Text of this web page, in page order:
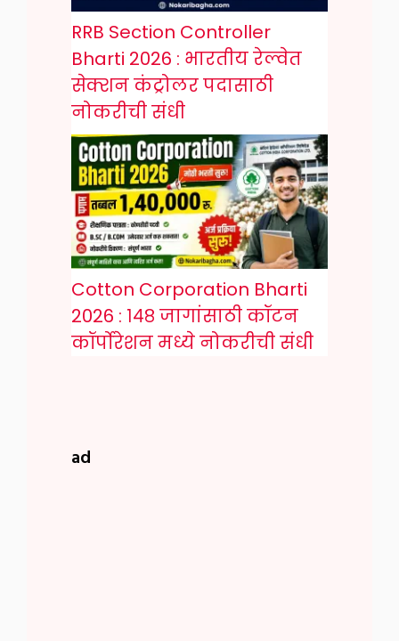
RRB Section Controller
Bharti 2026 : भारतीय रेल्वेत
सेक्शन कंट्रोलर पदासाठी
नोकरीची संधी
Cotton Corporation Bharti
2026 : १४८ जागांसाठी कॉटन
कॉर्पोरेशन मध्ये नोकरीची संधी
ad